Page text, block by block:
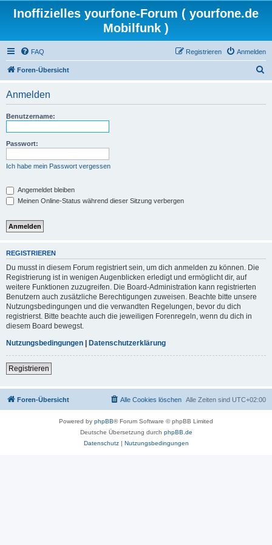
Inoffizielles yourfone-Forum ( yourfone.de
Mobilfunk )
FAQ Anmelden
Registrieren
Foren-Übersicht
Anmelden
Benutzername:
Passwort:
Ich habe mein Passwort vergessen
Angemeldet bleiben
Meinen Online-Status während dieser Sitzung verbergen
REGISTRIEREN
Du musst in diesem Forum registriert sein, um dich anmelden zu können. Die
Registrierung ist in wenigen Augenblicken erledigt und ermöglicht dir, auf
weitere Funktionen zuzugreifen. Die Board-Administration kann registrierten
Benutzern auch zusätzliche Berechtigungen zuweisen. Beachte bitte unsere
Nutzungsbedingungen und die verwandten Regelungen, bevor du dich
registrierst. Bitte beachte auch die jeweiligen Forenregeln, wenn du dich in
diesem Board bewegst.
Nutzungsbedingungen | Datenschutzerklärung
Registrieren
Foren-Übersicht Alle Zeiten sind UTC+02:00
Alle Cookies löschen
Powered by phpBB® Forum Software © phpBB Limited
Deutsche Übersetzung durch phpBB.de
Datenschutz| Nutzungsbedingungen